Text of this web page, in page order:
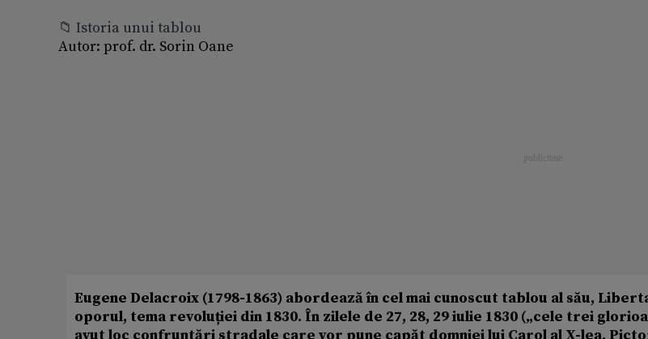
📁 Istoria unui tablou
Autor: prof. dr. Sorin Oane
Eugene Delacroix (1798-1863) abordează în cel mai cunoscut tablou al său,
oporul, tema revoluției din 1830. În zilele de 27, 28, 29 iulie 1830 („cele trei
avut loc confruntări stradale care vor pune capăt domniei lui Carol al X-lea.